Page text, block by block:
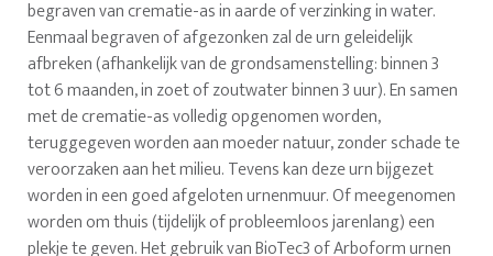
begraven van crematie-as in aarde of verzinking in water.
Eenmaal begraven of afgezonken zal de urn geleidelijk
afbreken (afhankelijk van de grondsamenstelling: binnen 3
tot 6 maanden, in zoet of zoutwater binnen 3 uur). En samen
met de crematie-as volledig opgenomen worden,
teruggegeven worden aan moeder natuur, zonder schade te
veroorzaken aan het milieu. Tevens kan deze urn bijgezet
worden in een goed afgeloten urnenmuur. Of meegenomen
worden om thuis (tijdelijk of probleemloos jarenlang) een
plekje te geven. Het gebruik van BioTec3 of Arboform urnen